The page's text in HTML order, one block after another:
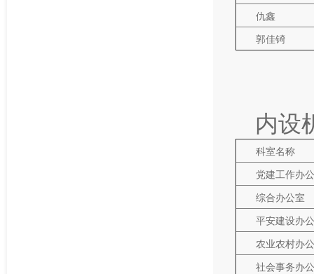
仇鑫
郭佳锜
内设
科室名称
党建工作办
综合办公室
平安建设办
农业农村办
社会事务办